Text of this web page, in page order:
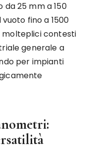
da 25 mm a 150
fino a 1500
molteplici contesti
generale a
per impianti